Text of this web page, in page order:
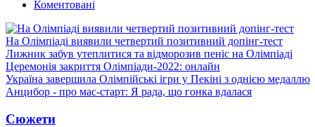
Коментовані
На Олімпіаді виявили четвертий позитивний допінг-тест
Лижник забув утеплитися та відморозив пеніс на Олімпіаді
Церемонія закриття Олімпіади-2022: онлайн
Україна завершила Олімпійські ігри у Пекіні з однією медаллю
Анцибор - про мас-старт: Я рада, що гонка вдалася
Сюжети